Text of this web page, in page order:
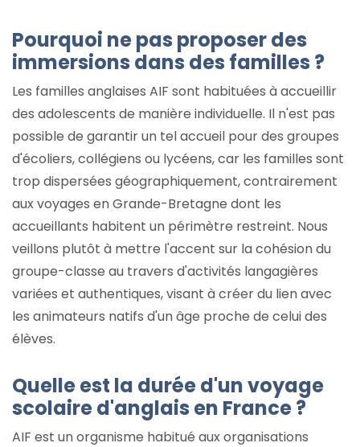
Pourquoi ne pas proposer des
immersions dans des familles ?
Les familles anglaises AIF sont habituées à accueillir
des adolescents de manière individuelle. Il n'est pas
possible de garantir un tel accueil pour des groupes
d'écoliers, collégiens ou lycéens, car les familles sont
trop dispersées géographiquement, contrairement
aux voyages en Grande-Bretagne dont les
accueillants habitent un périmètre restreint. Nous
veillons plutôt à mettre l'accent sur la cohésion du
groupe-classe au travers d'activités langagières
variées et authentiques, visant à créer du lien avec
les animateurs natifs d'un âge proche de celui des
élèves.
Quelle est la durée d'un voyage
scolaire d'anglais en France ?
AIF est un organisme habitué aux organisations